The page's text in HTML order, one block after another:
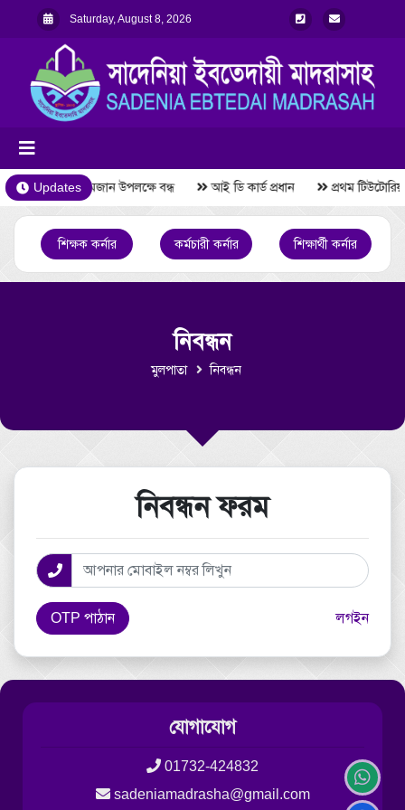
Saturday, August 8, 2026
Updatesরমজান উপলক্ষে বন্ধ আই ডি কার্ড প্রধান প্রথম
শিক্ষক কর্নার কর্মচারী কর্নার শিক্ষার্থী কর্নার
নিবন্ধন
মুলপাতা নিবন্ধন
নিবন্ধন ফরম
OTP পাঠান লগইন
যোগাযোগ
01732-424832
sadeniamadrasha@gmail.com